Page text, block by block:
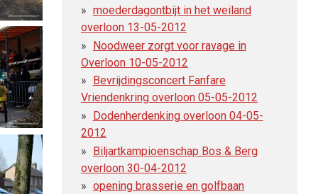
moederdagontbijt in het weiland
overloon 13-05-2012
Noodweer zorgt voor ravage in
Overloon 10-05-2012
Bevrijdingsconcert Fanfare
Vriendenkring overloon 05-05-2012
Dodenherdenking overloon 04-05-
2012
Biljartkampioenschap Bos & Berg
overloon 30-04-2012
opening brasserie en golfbaan